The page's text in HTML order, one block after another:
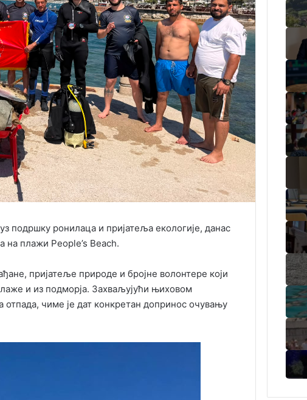
подршку ронилаца и пријатеља екологије, данас
на плажи People’s Beach.
пријатеље природе и бројне волонтере који
и из подморја. Захваљујући њиховом
отпада, чиме је дат конкретан допринос очувању